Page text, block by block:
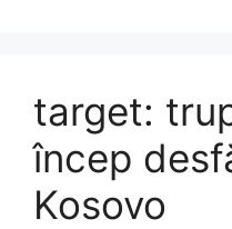
target:
încep
Kosovo